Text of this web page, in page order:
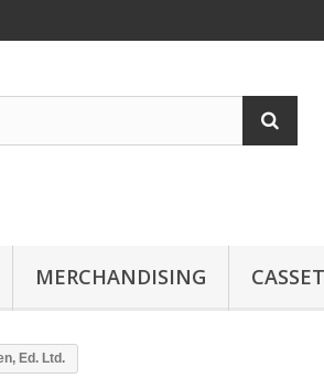
MERCHANDISING
Ed. Ltd.